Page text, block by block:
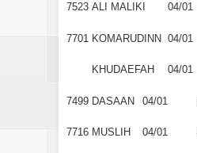
7523 ALI MALIKI 04/01
7701 KOMARUDINN 04/01
KHUDAEFAH 04/01
7499 DASAAN 04/01
7716 MUSLIH 04/01